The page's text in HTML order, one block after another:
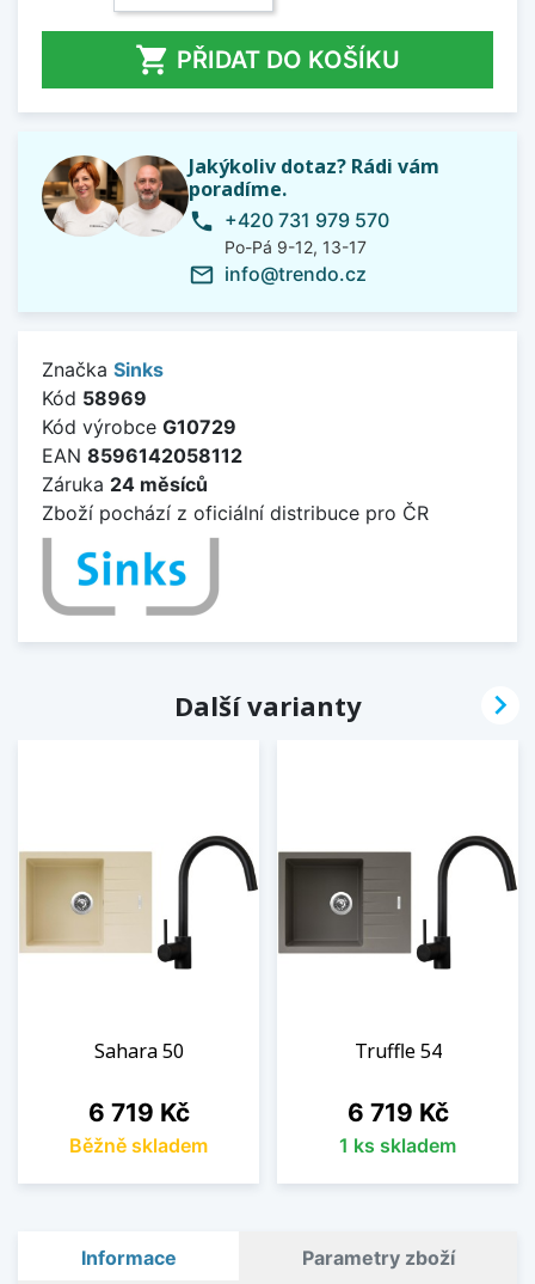
 PŘIDAT DO KOŠÍKU
Jakýkoliv dotaz? Rádi vám
poradíme.
phone +420 731 979 570
Po-Pá 9-12, 13-17
mail_outline info@trendo.cz
Značka Sinks
Kód 58969
Kód výrobce G10729
EAN 8596142058112
Záruka 24 měsíců
Zboží pochází z oficiální distribuce pro ČR
Další varianty
Sahara 50
Cena
6 719 Kč
Běžně skladem
Truffle 54
Cena
6 719 Kč
1 ks skladem

Informace Parametry zboží